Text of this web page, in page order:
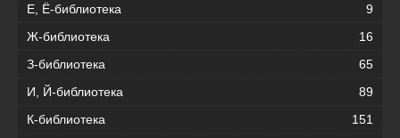
Е, Ё-библиотека
9
Ж-библиотека
16
З-библиотека
65
И, Й-библиотека
89
К-библиотека
151